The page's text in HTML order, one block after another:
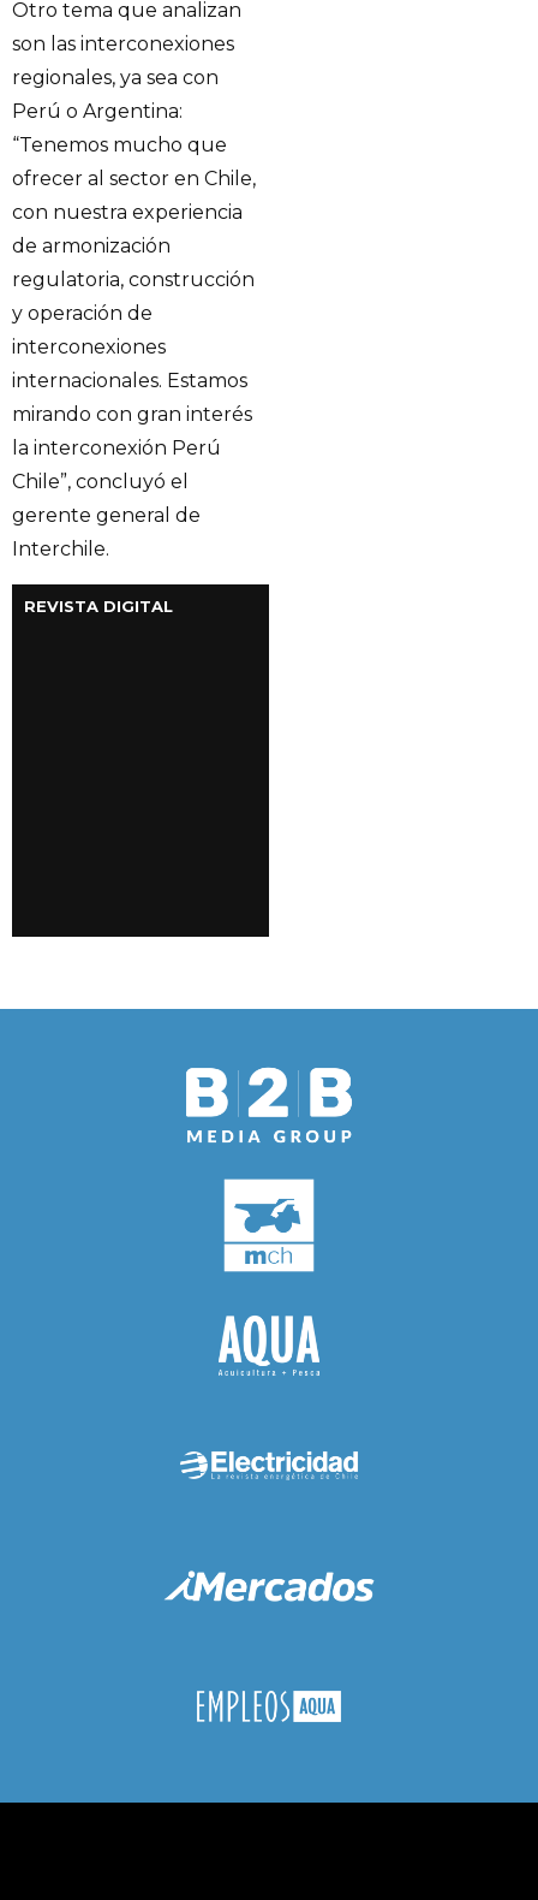
Otro tema que analizan
son las interconexiones
regionales, ya sea con
Perú o Argentina:
“Tenemos mucho que
ofrecer al sector en Chile,
con nuestra experiencia
de armonización
regulatoria, construcción
y operación de
interconexiones
internacionales. Estamos
mirando con gran interés
la interconexión Perú
Chile”, concluyó el
gerente general de
Interchile.
REVISTA DIGITAL